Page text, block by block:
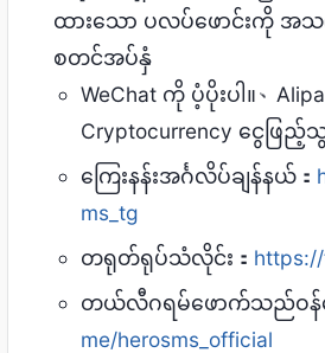
ထားသော ပလပ်ဖောင်းကို အသ
စတင်အပ်နှံ
WeChat ကို ပံ့ပိုးပါ။、
Cryptocurrency ငွေဖြည့်သွ
ကြေးနန်းအင်္ဂလိပ်ချန်နယ်：
ms_tg
တရုတ်ရုပ်သံလိုင်း：
တယ်လီဂရမ်ဖောက်သည်ဝန်ဆ
me/herosms_official